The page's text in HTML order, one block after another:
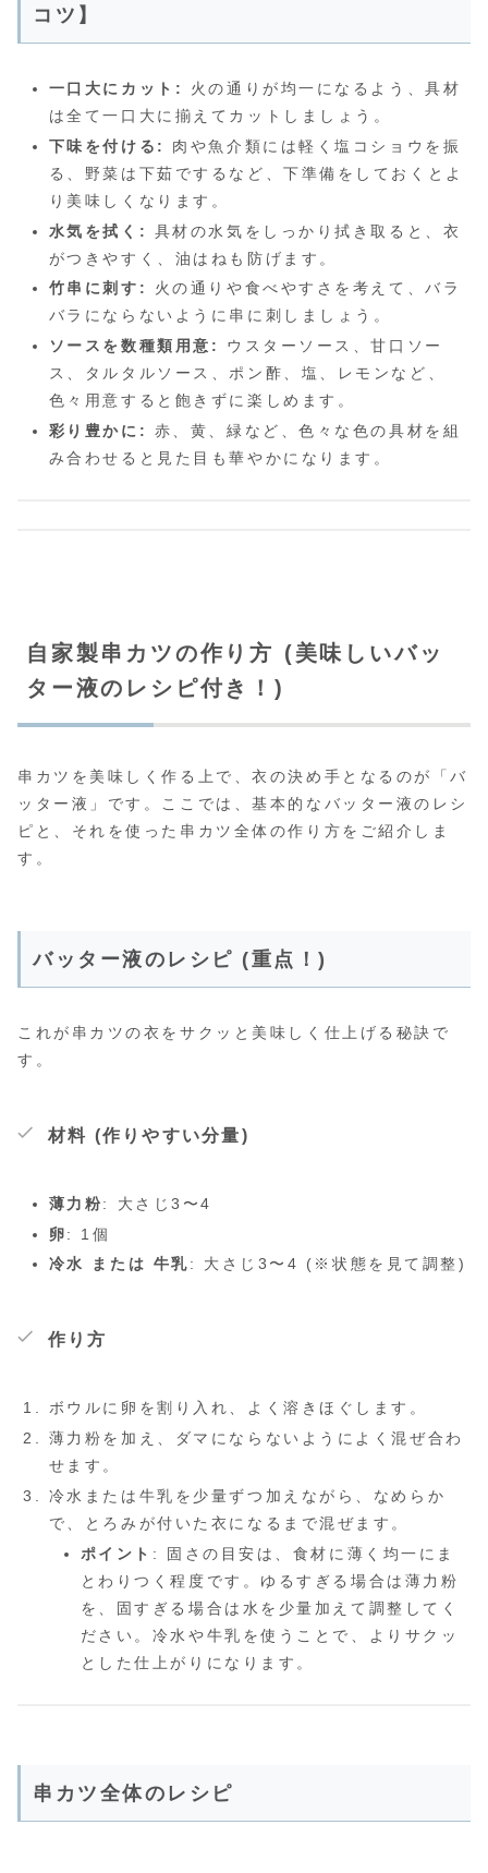
コツ】
一口大にカット:
火の通りが均一になるよう、具材
は全て一口大に揃えてカットしましょう。
下味を付ける:
肉や魚介類には軽く塩コショウを振
る、野菜は下茹でするなど、下準備をしておくとよ
り美味しくなります。
水気を拭く:
具材の水気をしっかり拭き取ると、衣
がつきやすく、油はねも防げます。
竹串に刺す:
火の通りや食べやすさを考えて、バラ
バラにならないように串に刺しましょう。
ソースを数種類用意:
ウスターソース、甘口ソー
ス、タルタルソース、ポン酢、塩、レモンなど、
色々用意すると飽きずに楽しめます。
彩り豊かに:
赤、黄、緑など、色々な色の具材を組
み合わせると見た目も華やかになります。
自家製串カツの作り方 (美味しいバッ
ター液のレシピ付き！)
串カツを美味しく作る上で、衣の決め手となるのが「バ
ッター液」です。ここでは、基本的なバッター液のレシ
ピと、それを使った串カツ全体の作り方をご紹介しま
す。
バッター液のレシピ (重点！)
これが串カツの衣をサクッと美味しく仕上げる秘訣で
す。
材料 (作りやすい分量)
薄力粉: 大さじ3〜4
卵: 1個
冷水 または 牛乳: 大さじ3〜4 (※状態を見て調整)
作り方
ボウルに卵を割り入れ、よく溶きほぐします。
薄力粉を加え、ダマにならないようによく混ぜ合わ
せます。
冷水または牛乳を少量ずつ加えながら、なめらか
で、とろみが付いた衣になるまで混ぜます。
ポイント : 固さの目安は、食材に薄く均一にま
とわりつく程度です。ゆるすぎる場合は薄力粉
を、固すぎる場合は水を少量加えて調整してく
ださい。冷水や牛乳を使うことで、よりサクッ
とした仕上がりになります。
串カツ全体のレシピ